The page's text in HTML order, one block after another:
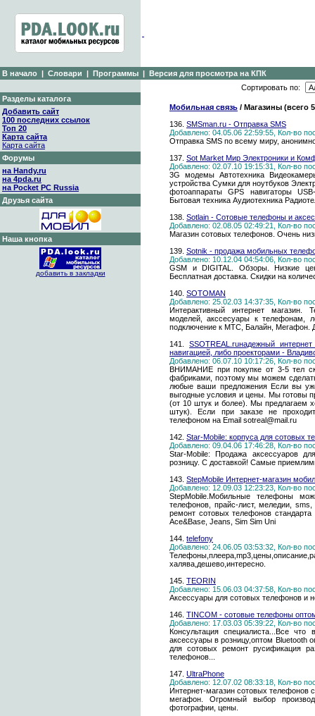
В начало | Словари | Программы | Версия для просмотра на КПК
Разделы каталога
Добавить сайт
100 последних ссылок
Топ 20
Карта сайта
Карта сайта
Форумы
на Handy.ru
на 4pda.ru
на Pocket PC Russia
Друзья сайта
Наша кнопка
добавить в закладки
Сортировать по:
Мобильная связь / Магазины (всего
136. SMSman.ru - Отправка SMS
Добавлено: 04.05.06 22:59:55, Кол-во
Отправка SMS по всему миру,
137. Sot Market Мир Электроники и
Добавлено: 02.07.10 19:15:31, Кол-во
3G модемы Автотехника
устройства Сумки для ноутбуков
фотоаппараты GPS навигаторы
Бытовая техника Аудиотехника
138. Sotlain - Сотовые телефоны и
Добавлено: 02.08.05 02:49:21, Кол-во
Магазин сотовых телефонов. Очень
139. Sotnik - продажа мобильных
Добавлено: 10.12.04 04:54:06, Кол-во
GSM и DIGITAL. Обзоры. Низкие
Бесплатная доставка. Скидки на
140. SOTOMAN
Добавлено: 25.02.03 14:37:35, Кол-во
Интерактивный интернет магазин.
моделей, акссесуары к телефонам,
подключение к МТС, Балайн, Мегафон.
141.SSOTREAL.ruнадежный
навигацией, либо проекторами -
Добавлено: 06.07.10 10:17:26, Кол-во
ВНИМАНИЕ при покупке от 3-5 тел
фабриками, поэтому мы можем
любые ваши предложения Если вы
выгодные условия и цены. Мы готовы
(от 10 штук и более). Мы предлагаем
штук). Если при заказе не
телефоном на Email sotreal@mail.ru
142. Star-Mobile: корпуса для сотовых
Добавлено: 09.04.06 17:46:28, Кол-во
Star-Mobile: Продажа аксессуаров
розницу. С доставкой! Самые
143. StepMobile Интернет-магазин
Добавлено: 12.09.03 12:23:23, Кол-во
StepMobile.Мобильные телефоны
телефонов, прайс-лист, меледии,
ремонт сотовых телефонов
Ace&Base, Jeans, Sim Sim Uni
144. telefony
Добавлено: 24.06.05 03:53:32, Кол-во
халява,дешево,интересно.
145. TEORIN
Добавлено: 15.06.03 04:37:58, Кол-во
Аксессуары для сотовых телефонов и
146. TINCOM - сотовые телефоны
Добавлено: 17.03.03 05:39:22, Кол-во
Консультация специалиста...Все
аксессуары в розницу,оптом Bluetooth
для сотовых ремонт русификация
телефонов...
147. UltraPhone
Добавлено: 12.07.02 08:33:18, Кол-во
Интернет-магазин сотовых телефонов
мегафон. Огромный выбор
фотографии, цены.